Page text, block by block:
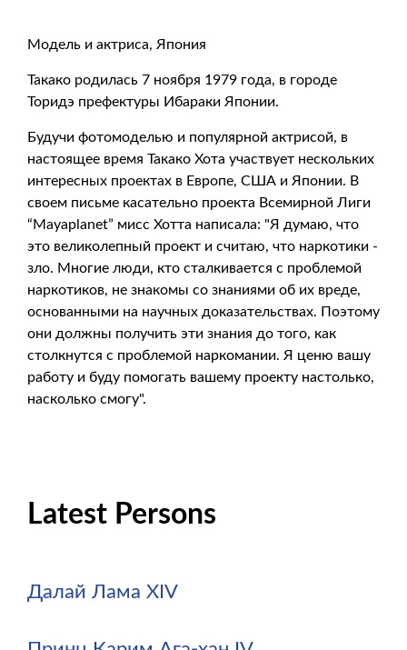
Модель и актриса, Япония
Такако родилась 7 ноября 1979 года, в городе
Торидэ префектуры Ибараки Японии.
Будучи фотомоделью и популярной актрисой, в
настоящее время Такако Хота участвует нескольких
интересных проектах в Европе, США и Японии. В
своем письме касательно проекта Всемирной Лиги
“Mayaplanet” мисс Хотта написала: "Я думаю, что
это великолепный проект и считаю, что наркотики -
зло. Многие люди, кто сталкивается с проблемой
наркотиков, не знакомы со знаниями об их вреде,
основанными на научных доказательствах. Поэтому
они должны получить эти знания до того, как
столкнутся с проблемой наркомании. Я ценю вашу
работу и буду помогать вашему проекту настолько,
насколько смогу".
Latest Persons
Далай Лама XIV